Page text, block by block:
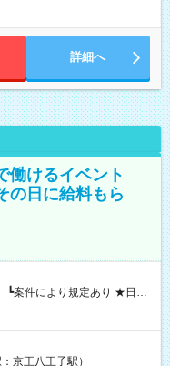
詳細へ
働けるイベント
の日に給料もら
日に現金GET♪ お仕事後はコ
【試用期間】試
京王八王子駅）